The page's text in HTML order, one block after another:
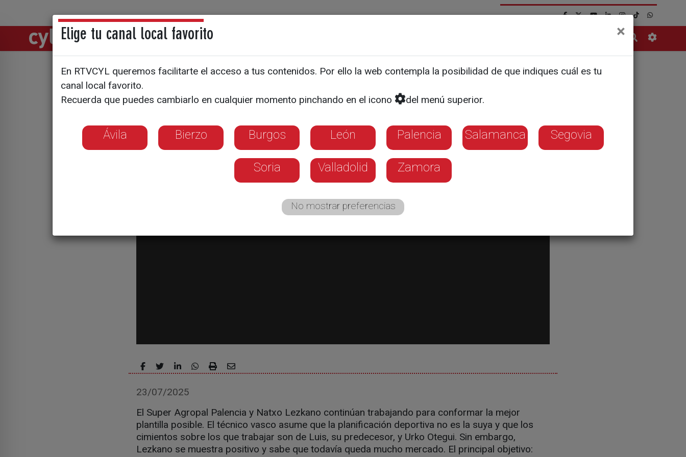
Directos Noticias
En busca de la mejor plantilla posible
23/07/2025
El Super Agropal Palencia y Natxo Lezkano continúan trabajando para conformar la mejor
plantilla posible. El técnico vasco asume que la planificación deportiva no es la suya y que los
cimientos sobre los que trabajar son de Luis, su predecesor, y Urko Otegui. Sin embargo,
Lezkano se muestra positivo y sabe que todavía queda mucho mercado. El principal objetivo:
Elige tu canal local favorito ×
En RTVCYL queremos facilitarte el acceso a tus contenidos. Por ello la web contempla la posibilidad de que indiques cuál es tu
canal local favorito.
Recuerda que puedes cambiarlo en cualquier momento pinchando en el icono
del menú superior.
Ávila Bierzo Burgos León Palencia Salamanca Segovia
Soria Valladolid Zamora
No mostrar preferencias